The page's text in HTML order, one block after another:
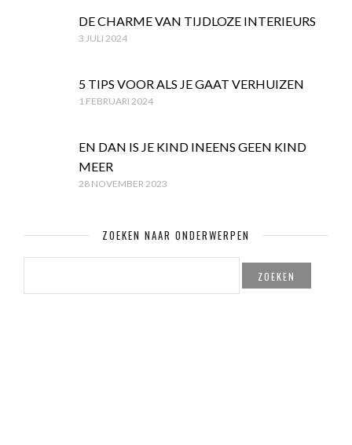
DE CHARME VAN TIJDLOZE INTERIEURS
3 JULI 2024
5 TIPS VOOR ALS JE GAAT VERHUIZEN
1 FEBRUARI 2024
EN DAN IS JE KIND INEENS GEEN KIND
MEER
28 NOVEMBER 2023
ZOEKEN NAAR ONDERWERPEN
ZOEKEN